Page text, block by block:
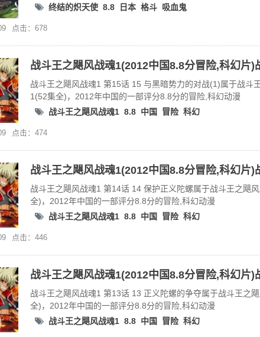
终结的炽天使 8.8 日本 格斗 吸血鬼
点击：678
战斗王之飓风战魂1 第15话 15 与黑暗势力的对战(1)属于战斗
1(52集全)，2012年中国的一部评分8.8分的冒险,科幻动漫
战斗王之飓风战魂1 8.8 中国 冒险 科幻
点击：474
战斗王之飓风战魂1 第14话 14 保护正义陀螺属于战斗王之飓
全)，2012年中国的一部评分8.8分的冒险,科幻动漫
战斗王之飓风战魂1 8.8 中国 冒险 科幻
点击：446
战斗王之飓风战魂1 第13话 13 正义陀螺的争夺属于战斗王之
全)，2012年中国的一部评分8.8分的冒险,科幻动漫
战斗王之飓风战魂1 8.8 中国 冒险 科幻